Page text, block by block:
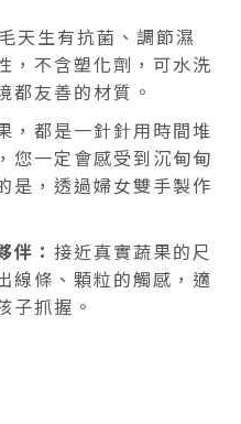
天生有抗菌、調節濕
，不含塑化劑，可水洗
都友善的材質。
，都是一針針用時間堆
您一定會感受到沉甸甸
是，透過婦女雙手製作
伴： 接近真實蔬果的尺
線條、顆粒的觸感，適
子抓握。